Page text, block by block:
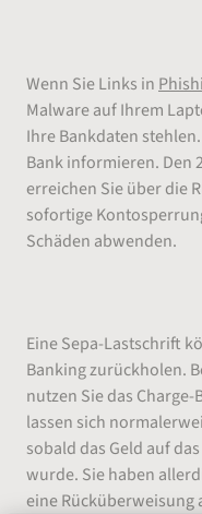
Wenn Sie Links in
Malware auf Ihrem
Ihre Bankdaten
Bank informieren. Den
erreichen Sie über die
sofortige
Schäden abwenden.
Eine Sepa-Lastschrift
Banking zurückholen.
nutzen Sie das
lassen sich
sobald das Geld auf
wurde. Sie haben
eine Rücküberweisung